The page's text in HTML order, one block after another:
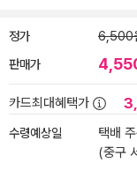
정가 6,500
판매가
카드최대혜택가
수령예상일
택배
(중구